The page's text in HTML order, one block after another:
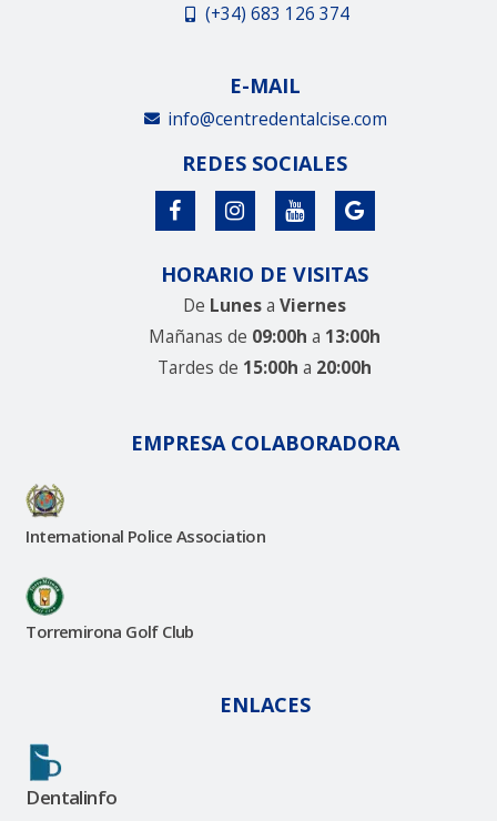
(+34) 683 126 374
E-MAIL
info@centredentalcise.com
REDES SOCIALES
HORARIO DE VISITAS
De LunesaViernes
Mañanas de 09:00h a 13:00h
Tardes de 15:00h a 20:00h
EMPRESA COLABORADORA
International Police Association
Torremirona Golf Club
ENLACES
Dentalinfo